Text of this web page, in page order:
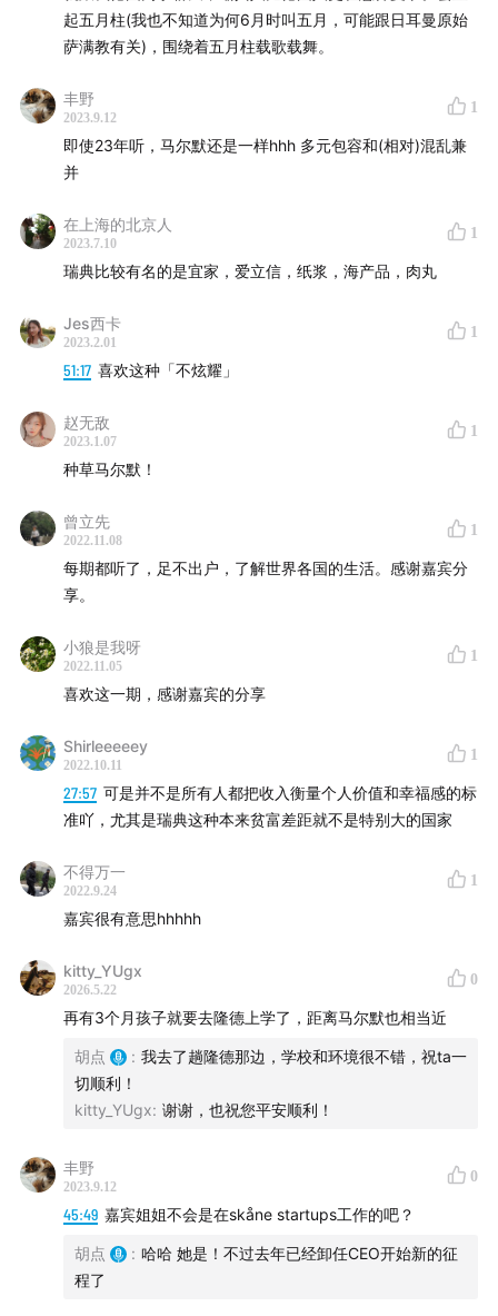
四海漫游是五湖四海播客下的一个子栏目，又名生活在
别处。我们每期以一个城市为线索，由在那个城市中生
活了至少几年的人带领我们用ta的视角遨游。往期内
容：德国柏林|墨西哥田野|美国洛杉矶| 美国纽约|
美国奥斯汀
封面图和上面的插图：甄妮在海边拍摄的马尔默一角
任何设备都可以通过访问我们的
言交流
五湖四海播客和主播、嘉宾介绍
起五月柱(我也不知道为何6月时叫五月，可能跟日耳曼原始
萨满教有关)，围绕着五月柱载歌载舞。
丰野
2023.9.12
1
即使23年听，马尔默还是一样hhh 多元包容和(相对)混乱兼
并
在上海的北京人
2023.7.10
1
瑞典比较有名的是宜家，爱立信，纸浆，海产品，肉丸
Jes西卡
2023.2.01
1
51:17 喜欢这种「不炫耀」
赵无敌
2023.1.07
1
种草马尔默！
曾立先
2022.11.08
1
每期都听了，足不出户，了解世界各国的生活。感谢嘉宾分
享。
小狼是我呀
2022.11.05
1
喜欢这一期，感谢嘉宾的分享
Shirleeeeey
2022.10.11
1
27:57 可是并不是所有人都把收入衡量个人价值和幸福感的标
准吖，尤其是瑞典这种本来贫富差距就不是特别大的国家
不得万一
2022.9.24
1
嘉宾很有意思hhhhh
kitty_YUgx
2026.5.22
0
再有3个月孩子就要去隆德上学了，距离马尔默也相当近
胡点 : 我去了趟隆德那边，学校和环境很不错，祝ta一
切顺利！
kitty_YUgx: 谢谢，也祝您平安顺利！
丰野
2023.9.12
0
45:49 嘉宾姐姐不会是在skåne startups工作的吧？
胡点 : 哈哈 她是！不过去年已经卸任CEO开始新的征
程了